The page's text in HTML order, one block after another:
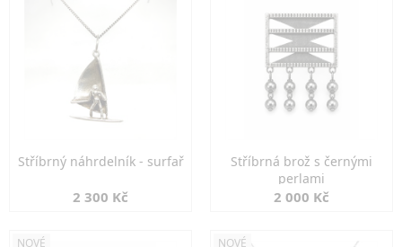
Stříbrný náhrdelník - surfař
2 300 Kč
Stříbrná brož s černými
perlami
2 000 Kč
NOVÉ NOVÉ